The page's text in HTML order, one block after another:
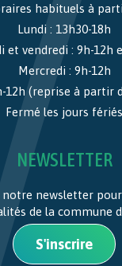
habituels à
Lundi : 13h30-18h
et vendredi : 9h-12h
Mercredi : 9h-12h
12h (reprise à partir
Fermé les jours fériés
NEWSLETTER
notre newsletter
de la commune
S'inscrire